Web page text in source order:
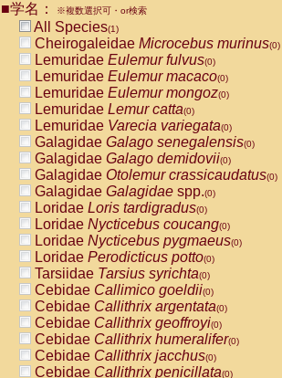
CebidaeCebus nigrivittatus
CebidaeCebus
CebidaeSaimiri boliviensis(0)
CebidaeSaimiri sciureus(0)
AtelidaeAlouatta caraya(0)
AtelidaeAlouatta fusca(0)
AtelidaeAlouatta seniculus
AtelidaeAlouattaspp.(0)
AtelidaeAteles belzebuth(0)
AtelidaeAteles geoffroyi(0)
AtelidaeAteles paniscus(0)
AtelidaeAtelesspp.(0)
Atelidae Lagothrix lagothricha
AtelidaeLagothrix lagothricha cana
PitheciidaeCacajao calvus
PitheciidaeCallicebus cupreus
PitheciidaeCallicebus donacophilus
PitheciidaeCallicebus moloch
PitheciidaeCallicebus torquatus
PitheciidaeCallicebusspp.(0)
PitheciidaeChiropotes satanas(0)
PitheciidaePithecia monachus
PitheciidaePithecia pithecia(0)
■学名： ※複数選択可・or検索
All Species(1)
Cheirogaleidae Microcebus murinus(0)
Lemuridae Eulemur fulvus(0)
Lemuridae Eulemur macaco(0)
Lemuridae Eulemur mongoz(0)
Lemuridae Lemur catta(0)
Lemuridae Varecia variegata(0)
Galagidae Galago senegalensis(0)
Galagidae Galago demidovii(0)
Galagidae Otolemur crassicaudatus(0)
Galagidae Galagidae spp.(0)
Loridae Loris tardigradus(0)
Loridae Nycticebus coucang(0)
Loridae Nycticebus pygmaeus(0)
Loridae Perodicticus potto(0)
Tarsiidae Tarsius syrichta(0)
Cebidae Callimico goeldii(0)
Cebidae Callithrix argentata(0)
Cebidae Callithrix geoffroyi(0)
Cebidae Callithrix humeralifer(0)
Cebidae Callithrix jacchus(0)
Cebidae Callithrix penicillata(0)